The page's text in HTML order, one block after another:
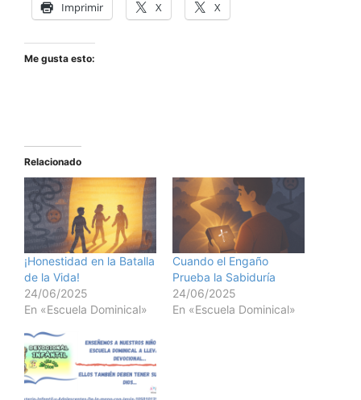
Imprimir X X
Me gusta esto:
Relacionado
¡Honestidad en la Batalla
de la Vida!
24/06/2025
En «Escuela Dominical»
Cuando el Engaño
Prueba la Sabiduría
24/06/2025
En «Escuela Dominical»